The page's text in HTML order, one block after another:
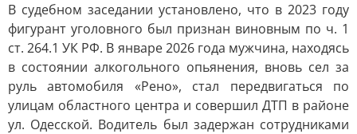
В судебном заседании установлено, что в 2023 году
фигурант уголовного был признан виновным по ч. 1
ст. 264.1 УК РФ. В январе 2026 года мужчина, находясь
в состоянии алкогольного опьянения, вновь сел за
руль автомобиля «Рено», стал передвигаться по
улицам областного центра и совершил ДТП в районе
ул. Одесской. Водитель был задержан сотрудниками